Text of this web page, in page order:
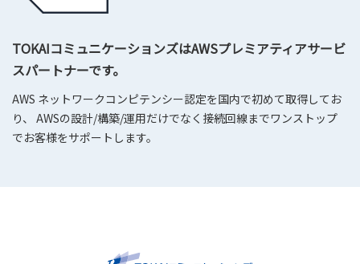
TOKAIコミュニケーションズはAWSプレミアティアサービ
スパートナーです。
AWS ネットワークコンピテンシー認定を国内で初めて取得してお
り、 AWSの設計/構築/運用だけでなく接続回線までワンストップ
でお客様をサポートします。